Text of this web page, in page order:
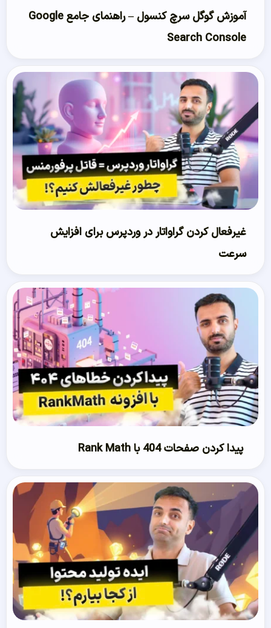
آموزش گوگل سرچ کنسول – راهنمای جامع Google
Search Console
غیرفعال کردن گراواتار در وردپرس برای افزایش
سرعت
پیدا کردن صفحات 404 با Rank Math